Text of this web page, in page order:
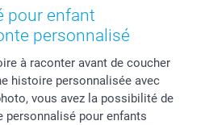
pour enfant
personnalisé
à raconter avant de coucher
histoire personnalisée avec
vous avez la possibilité de
personnalisé pour enfants